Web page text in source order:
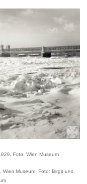
Foto: Wien Museum
Wien Museum, Foto: Birgit und